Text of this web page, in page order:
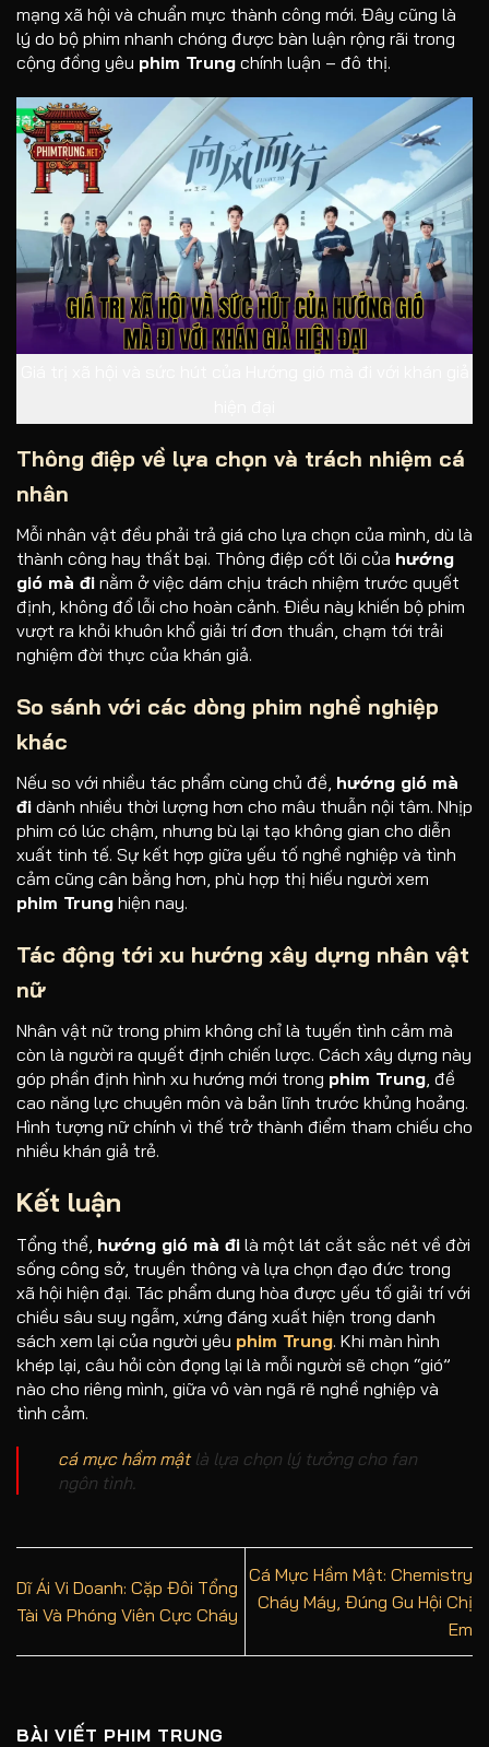
mạng xã hội và chuẩn mực thành công mới. Đây cũng là
lý do bộ phim nhanh chóng được bàn luận rộng rãi trong
cộng đồng yêu phim Trung chính luận – đô thị.
Thông điệp về lựa chọn và trách nhiệm cá
nhân
Mỗi nhân vật đều phải trả giá cho lựa chọn của mình, dù là
thành công hay thất bại. Thông điệp cốt lõi của hướng
gió mà đi nằm ở việc dám chịu trách nhiệm trước quyết
định, không đổ lỗi cho hoàn cảnh. Điều này khiến bộ phim
vượt ra khỏi khuôn khổ giải trí đơn thuần, chạm tới trải
nghiệm đời thực của khán giả.
So sánh với các dòng phim nghề nghiệp
khác
Nếu so với nhiều tác phẩm cùng chủ đề, hướng gió mà
đi dành nhiều thời lượng hơn cho mâu thuẫn nội tâm. Nhịp
phim có lúc chậm, nhưng bù lại tạo không gian cho diễn
xuất tinh tế. Sự kết hợp giữa yếu tố nghề nghiệp và tình
cảm cũng cân bằng hơn, phù hợp thị hiếu người xem
phim Trung hiện nay.
Tác động tới xu hướng xây dựng nhân vật
nữ
Nhân vật nữ trong phim không chỉ là tuyến tình cảm mà
còn là người ra quyết định chiến lược. Cách xây dựng này
góp phần định hình xu hướng mới trong phim Trung , đề
cao năng lực chuyên môn và bản lĩnh trước khủng hoảng.
Hình tượng nữ chính vì thế trở thành điểm tham chiếu cho
nhiều khán giả trẻ.
Kết luận
Tổng thể, hướng gió mà đi là một lát cắt sắc nét về đời
sống công sở, truyền thông và lựa chọn đạo đức trong
xã hội hiện đại. Tác phẩm dung hòa được yếu tố giải trí với
chiều sâu suy ngẫm, xứng đáng xuất hiện trong danh
sách xem lại của người yêu phim Trung. Khi màn hình
khép lại, câu hỏi còn đọng lại là mỗi người sẽ chọn “gió”
nào cho riêng mình, giữa vô vàn ngã rẽ nghề nghiệp và
tình cảm.
cá mực hầm mậtlà lựa chọn lý tưởng cho fan
ngôn tình.
Dĩ Ái Vi Doanh: Cặp Đôi Tổng
Tài Và Phóng Viên Cực Cháy
Cá Mực Hầm Mật: Chemistry
Cháy Máy, Đúng Gu Hội Chị
Em
BÀI VIẾT PHIM TRUNG